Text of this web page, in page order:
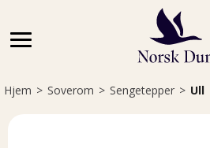
Hjem>Soverom>Sengetepper>Ull